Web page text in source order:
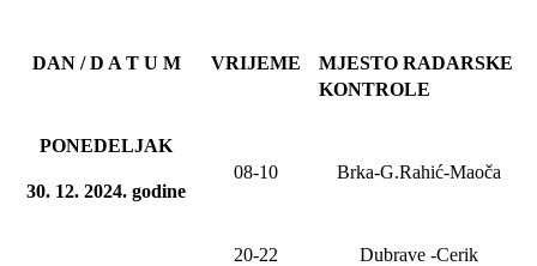
DAN / D A T U M VRIJEME
MJESTO RADARSKE
KONTROLE
PONEDELJAK
30. 12. 2024. godine
08-10 Brka-G.Rahić-Maoča
20-22 Dubrave-Cerik